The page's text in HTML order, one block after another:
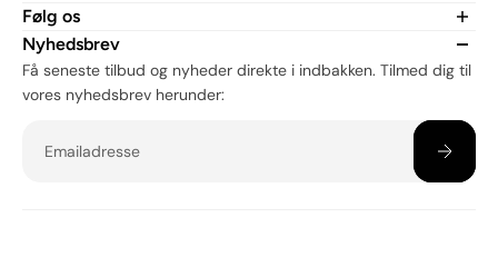
Om MerchHub.dk
CSR
Følg os
Er du fan af vores merch? Tjek os ud på sociale medier:
Nyhedsbrev
Få seneste tilbud og nyheder direkte i indbakken. Tilmed dig til
vores nyhedsbrev herunder: